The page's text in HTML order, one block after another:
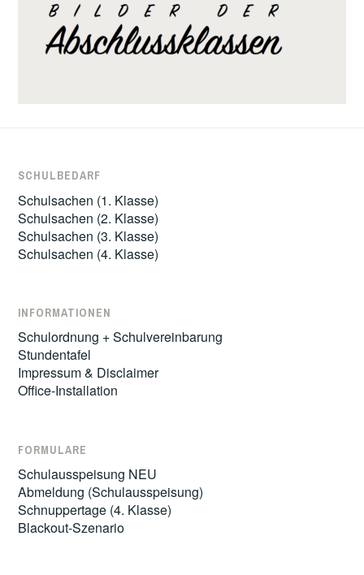
SCHULBEDARF
Schulsachen (1. Klasse)
Schulsachen (2. Klasse)
Schulsachen (3. Klasse)
Schulsachen (4. Klasse)
INFORMATIONEN
Schulordnung + Schulvereinbarung
Stundentafel
Impressum & Disclaimer
Office-Installation
FORMULARE
Schulausspeisung NEU
Abmeldung (Schulausspeisung)
Schnuppertage (4. Klasse)
Blackout-Szenario